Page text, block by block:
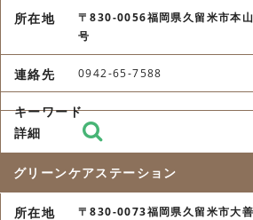
〒830-0056福岡県久留米市本
号
0942-65-7588
グリーンケアステーション
〒830-0073福岡県久留米市大